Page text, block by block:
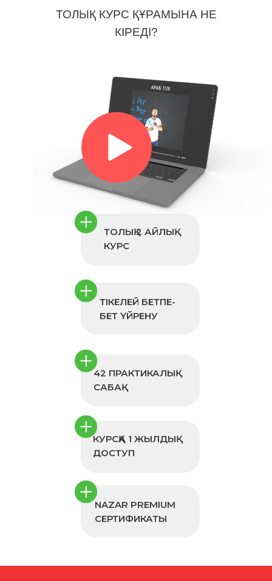
ТОЛЫҚ КУРС ҚҰРАМЫНА НЕ
КІРЕДІ?
ТОЛЫҚ 2 АЙЛЫҚ
КУРС
ТІКЕЛЕЙ БЕТПЕ-
БЕТ ҮЙРЕНУ
42 ПРАКТИКАЛЫҚ
САБАҚ
КУРСҚА 1 ЖЫЛДЫҚ
ДОСТУП
NAZAR PREMIUM
СЕРТИФИКАТЫ